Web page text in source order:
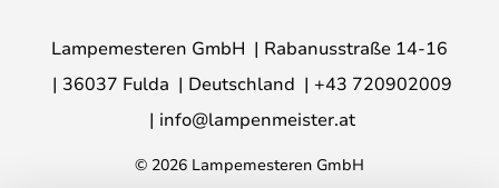
Lampemesteren GmbH
Rabanusstraße 14-16
36037 Fulda
Deutschland
+43 720902009
info@lampenmeister.at
© 2026 Lampemesteren GmbH